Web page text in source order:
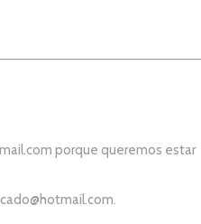
porque queremos estar
.